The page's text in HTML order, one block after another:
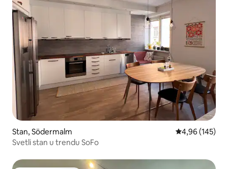
Stan, Södermalm Prosečna
4,96 (145)
Svetli stan u trendu SoFo